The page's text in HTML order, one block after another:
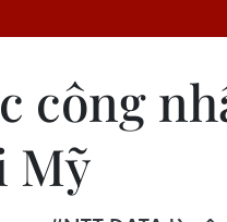
công
Mỹ